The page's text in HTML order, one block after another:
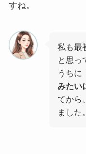
すね。
私も最
と思っ
うちに
みたい
てから
ました。